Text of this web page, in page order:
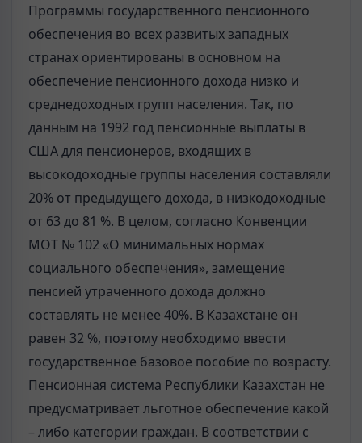
Программы государственного пенсионного
обеспечения во всех развитых западных
странах ориентированы в основном на
обеспечение пенсионного дохода низко и
среднедоходных групп населения. Так, по
данным на 1992 год пенсионные выплаты в
США для пенсионеров, входящих в
высокодоходные группы населения составляли
20% от предыдущего дохода, в низкодоходные
от 63 до 81 %. В целом, согласно Конвенции
МОТ № 102 «О минимальных нормах
социального обеспечения», замещение
пенсией утраченного дохода должно
составлять не менее 40%. В Казахстане он
равен 32 %, поэтому необходимо ввести
государственное базовое пособие по возрасту.
Пенсионная система Республики Казахстан не
предусматривает льготное обеспечение какой
– либо категории граждан. В соответствии с